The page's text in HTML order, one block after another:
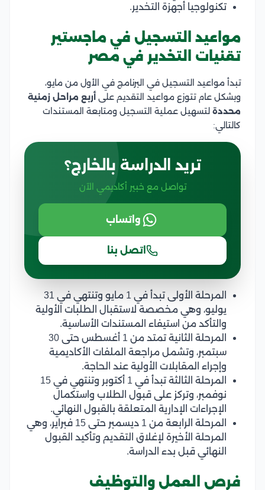
تكنولوجيا أجهزة التخدير.
مواعيد التسجيل في ماجستير
تقنيات التخدير في مصر
تبدأ مواعيد التسجيل في البرنامج في الأول من مايو،
وبشكل عام تتوزع مواعيد التقديم على أربع مراحل زمنية
محددة لتسهيل عملية التسجيل ومتابعة المستندات
كالتالي:
تريد الدراسة بالخارج؟
تواصل مع خبير أكاديمي الآن
واتساب
اتصل بنا
المرحلة الأولى تبدأ في 1 مايو وتنتهي في 31
يوليو، وهي مخصصة لاستقبال الطلبات الأولية
والتأكد من استيفاء المستندات الأساسية.
المرحلة الثانية تمتد من 1 أغسطس حتى 30
سبتمبر، وتشمل مراجعة الملفات الأكاديمية
وإجراء المقابلات الأولية عند الحاجة.
المرحلة الثالثة تبدأ في 1 أكتوبر وتنتهي في 15
نوفمبر، وتركز على قبول الطلاب واستكمال
الإجراءات الإدارية المتعلقة بالقبول النهائي.
المرحلة الرابعة من 1 ديسمبر حتى 15 فبراير، وهي
المرحلة الأخيرة لإغلاق التقديم وتأكيد القبول
النهائي قبل بدء الدراسة.
فرص العمل والتوظيف